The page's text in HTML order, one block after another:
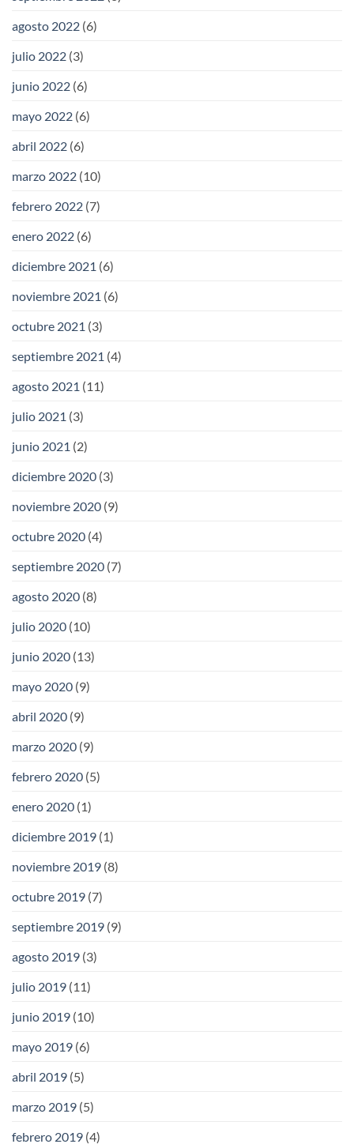
agosto 2022 (6)
julio 2022 (3)
junio 2022 (6)
mayo 2022 (6)
abril 2022 (6)
marzo 2022 (10)
febrero 2022 (7)
enero 2022 (6)
diciembre 2021 (6)
noviembre 2021 (6)
octubre 2021 (3)
septiembre 2021 (4)
agosto 2021 (11)
julio 2021 (3)
junio 2021 (2)
diciembre 2020 (3)
noviembre 2020 (9)
octubre 2020 (4)
septiembre 2020 (7)
agosto 2020 (8)
julio 2020 (10)
junio 2020 (13)
mayo 2020 (9)
abril 2020 (9)
marzo 2020 (9)
febrero 2020 (5)
enero 2020 (1)
diciembre 2019 (1)
noviembre 2019 (8)
octubre 2019 (7)
septiembre 2019 (9)
agosto 2019 (3)
julio 2019 (11)
junio 2019 (10)
mayo 2019 (6)
abril 2019 (5)
marzo 2019 (5)
febrero 2019 (4)